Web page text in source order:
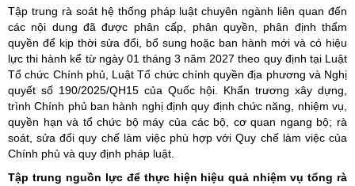
Tập trung rà soát hệ thống pháp luật chuyên ngành liên quan đến
các nội dung đã được phân cấp, phân quyền, phân định thẩm
quyền để kịp thời sửa đổi, bổ sung hoặc ban hành mới và có hiệu
lực thi hành kể từ ngày 01 tháng 3 năm 2027 theo quy định tại Luật
Tổ chức Chính phủ, Luật Tổ chức chính quyền địa phương và Nghị
quyết số 190/2025/QH15 của Quốc hội. Khẩn trương xây dựng,
trình Chính phủ ban hành nghị định quy định chức năng, nhiệm vụ,
quyền hạn và tổ chức bộ máy của các bộ, cơ quan ngang bộ; rà
soát, sửa đổi quy chế làm việc phù hợp với Quy chế làm việc của
Chính phủ và quy định pháp luật.
Tập trung nguồn lực để thực hiện hiệu quả nhiệm vụ tổng rà